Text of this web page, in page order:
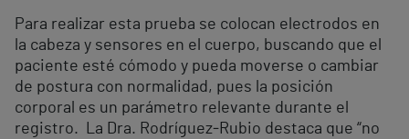
Para realizar esta prueba se colocan electrodos en
la cabeza y sensores en el cuerpo, buscando que el
paciente esté cómodo y pueda moverse o cambiar
de postura con normalidad, pues la posición
corporal es un parámetro relevante durante el
registro. La Dra. Rodríguez‑Rubio destaca que “no